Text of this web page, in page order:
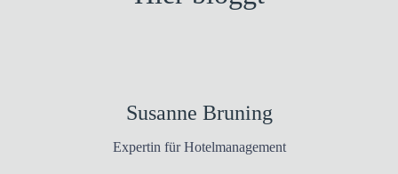
Susanne Bruning
Expertin für Hotelmanagement